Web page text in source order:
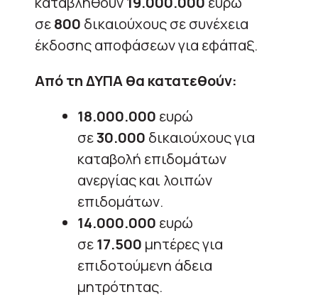
σε800 δικαιούχους σε συνέχεια
έκδοσης αποφάσεων για εφάπαξ.
Από τη ΔΥΠΑ θα κατατεθούν:
18.000.000 ευρώ
σε30.000 δικαιούχους για
καταβολή επιδομάτων
ανεργίας και λοιπών
επιδομάτων.
14.000.000 ευρώ
σε17.500 μητέρες για
επιδοτούμενη άδεια
μητρότητας.